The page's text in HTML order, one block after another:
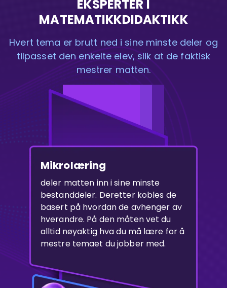
EKSPERTER I
MATEMATIKKDIDAKTIKK
Hvert tema er brutt ned i sine minste deler og
tilpasset den enkelte elev, slik at de faktisk
mestrer matten.
Mikrolæring
deler matten inn i sine minste
bestanddeler. Deretter kobles de
basert på hvordan de avhenger av
hverandre. På den måten vet du
alltid nøyaktig hva du må lære for å
mestre temaet du jobber med.